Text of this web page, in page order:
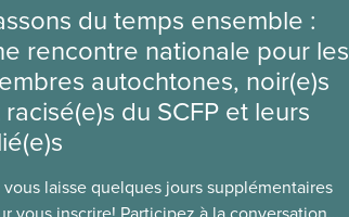
du temps ensemble :
rencontre nationale pour les
autochtones, noir(e)s
du SCFP et leurs
vous laisse quelques jours supplémentaires